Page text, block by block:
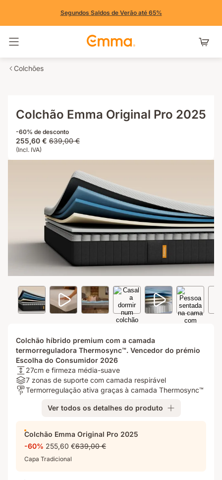
Segundos Saldos de Verão até 65%
Colchões
Colchão Emma Original Pro 2025
-60% de desconto
Preço
255,60 €
255,60 € Preço
639,00 €
639,00 €
(Incl. IVA)
Colchão híbrido premium com a camada
termorreguladora Thermosync™. Vencedor do prémio
Escolha do Consumidor 2026
Altura:
27cm
e
27cm e firmeza média-suave
Materiais:
7
com
camada
respirável
7 zonas de suporte com camada respirável
Para
Termorregulação
graças
camada
Thermosync™
Termorregulação ativa graças à camada Thermosync™
Ver todos os detalhes do produto
Colchão Emma Original Pro 2025
-60% 255,60 €639,00 €
Capa Tradicional